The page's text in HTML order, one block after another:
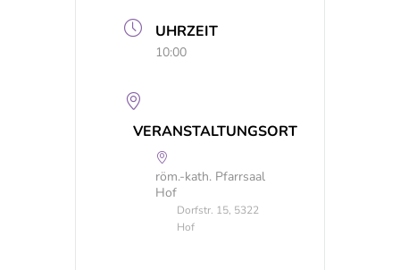
UHRZEIT
10:00
VERANSTALTUNGSORT
röm.-kath. Pfarrsaal
Hof
Dorfstr. 15, 5322
Hof